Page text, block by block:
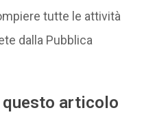
tutte le attività
dalla Pubblica
articolo